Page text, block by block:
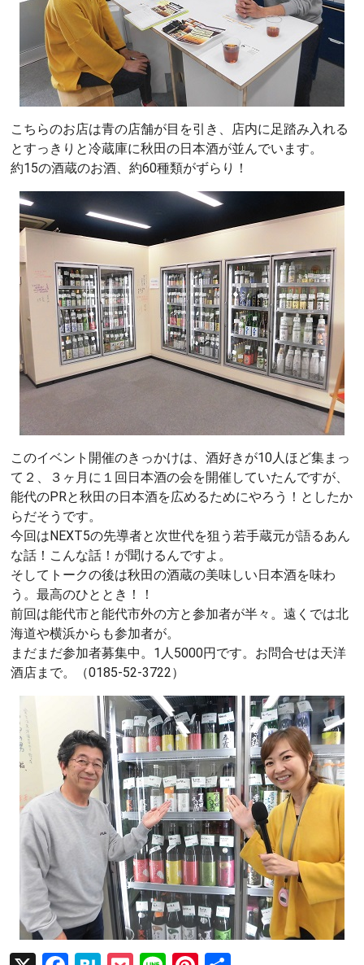
こちらのお店は青の店舗が目を引き、店内に足踏み入れる
とすっきりと冷蔵庫に秋田の日本酒が並んでいます。
約15の酒蔵のお酒、約60種類がずらり！
このイベント開催のきっかけは、酒好きが10人ほど集まっ
て２、３ヶ月に１回日本酒の会を開催していたんですが、
能代のPRと秋田の日本酒を広めるためにやろう！としたか
らだそうです。
今回はNEXT5の先導者と次世代を狙う若手蔵元が語るあん
な話！こんな話！が聞けるんですよ。
そしてトークの後は秋田の酒蔵の美味しい日本酒を味わ
う。最高のひととき！！
前回は能代市と能代市外の方と参加者が半々。遠くでは北
海道や横浜からも参加者が。
まだまだ参加者募集中。1人5000円です。お問合せは天洋
酒店まで。（0185-52-3722）